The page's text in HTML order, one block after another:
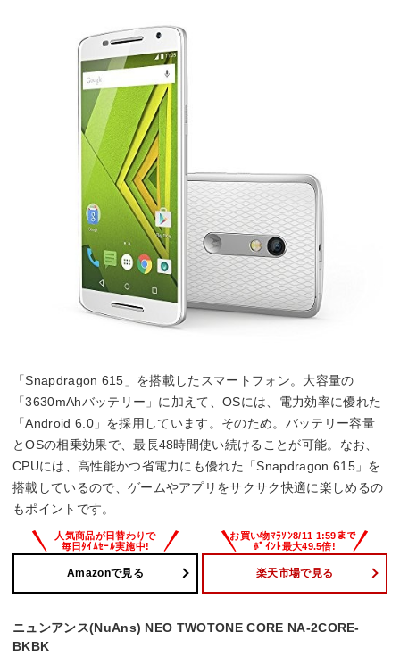
「Snapdragon 615」を搭載したスマートフォン。大容量の
「3630mAhバッテリー」に加えて、OSには、電力効率に優れた
「Android 6.0」を採用しています。そのため。バッテリー容量
とOSの相乗効果で、最長48時間使い続けることが可能。なお、
CPUには、高性能かつ省電力にも優れた「Snapdragon 615」を
搭載しているので、ゲームやアプリをサクサク快適に楽しめるの
もポイントです。
Amazonで見る 楽天市場で見る
ニュンアンス(NuAns) NEO TWOTONE CORE NA-2CORE-
BKBK